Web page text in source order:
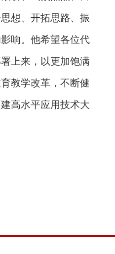
想、开拓思路、振
响。他希望各位代
上来，以更加饱满
教学改革，不断健
高水平应用技术大